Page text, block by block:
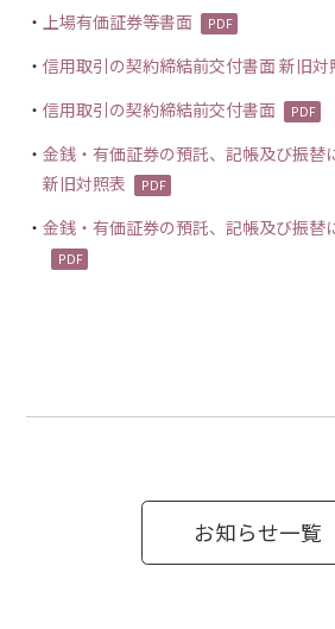
上場有価証券等書面
信用取引の契約締結前交付書面 新旧対
信用取引の契約締結前交付書面
金銭・有価証券の預託、記帳及び振替
新旧対照表
金銭・有価証券の預託、記帳及び振替
お知らせ一覧